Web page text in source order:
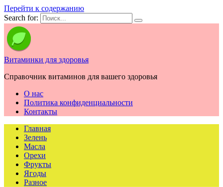
Перейти к содержанию
Search for:
Витаминки для здоровья
Справочник витаминов для вашего здоровья
О нас
Политика конфиденциальности
Контакты
Главная
Зелень
Масла
Орехи
Фрукты
Ягоды
Разное